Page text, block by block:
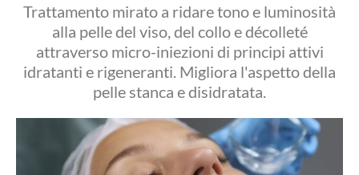
Trattamento mirato a ridare tono e luminosità
alla pelle del viso, del collo e décolleté
attraverso micro-iniezioni di principi attivi
idratanti e rigeneranti. Migliora l'aspetto della
pelle stanca e disidratata.